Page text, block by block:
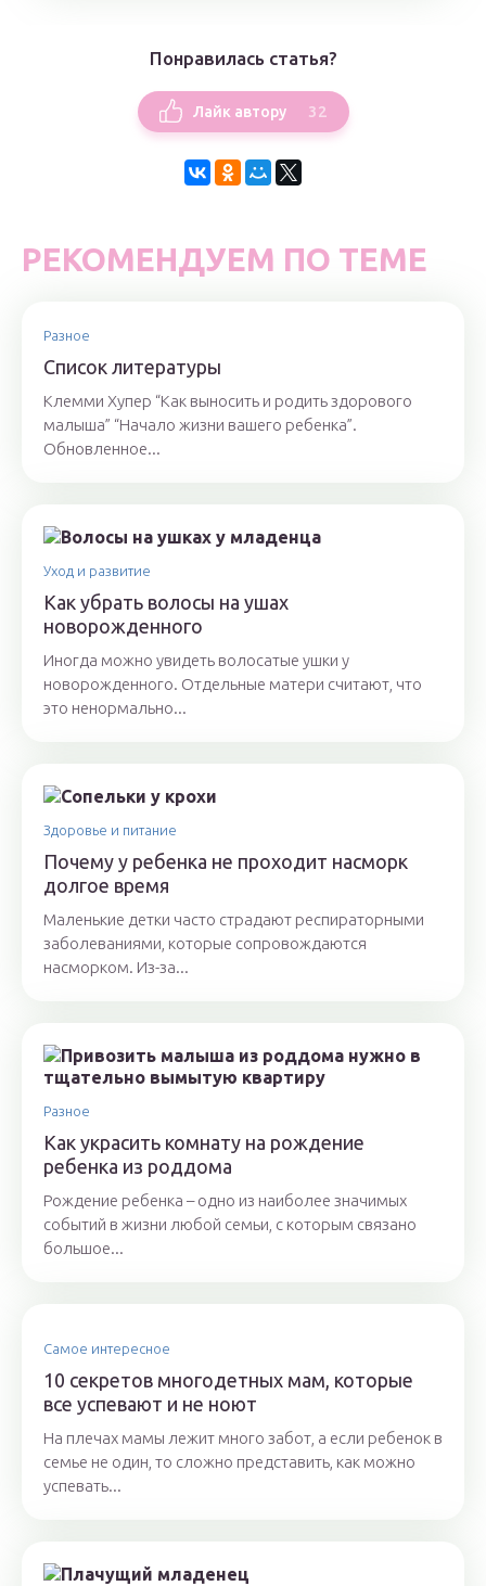
Понравилась статья?
Лайк автору 32
РЕКОМЕНДУЕМ ПО ТЕМЕ
Разное
Список литературы
Клемми Хупер “Как выносить и родить здорового
малыша” “Начало жизни вашего ребенка”.
Обновленное...
Уход и развитие
Как убрать волосы на ушах
новорожденного
Иногда можно увидеть волосатые ушки у
новорожденного. Отдельные матери считают, что
это ненормально...
Здоровье и питание
Почему у ребенка не проходит насморк
долгое время
Маленькие детки часто страдают респираторными
заболеваниями, которые сопровождаются
насморком. Из-за...
Разное
Как украсить комнату на рождение
ребенка из роддома
Рождение ребенка – одно из наиболее значимых
событий в жизни любой семьи, с которым связано
большое...
Самое интересное
10 секретов многодетных мам, которые
все успевают и не ноют
На плечах мамы лежит много забот, а если ребенок в
семье не один, то сложно представить, как можно
успевать...